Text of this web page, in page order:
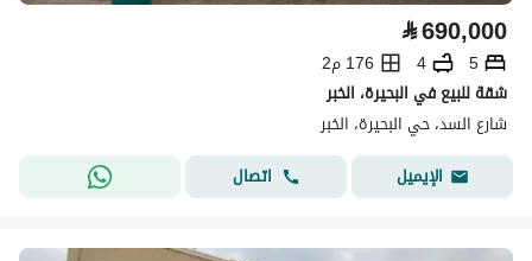
⃁690,000
5
4
176 م2
شقة للبيع في البحيرة، الخبر
شارع السد، حي البحيرة، الخبر
الإيميل
اتصال